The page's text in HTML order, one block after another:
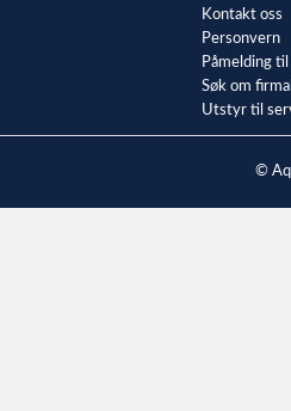
Kontakt oss
Personvern
Påmelding
Søk om
Utstyr til
©